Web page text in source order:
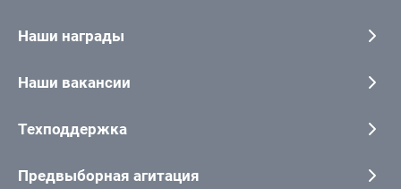
Наши награды
Наши вакансии
Техподдержка
Предвыборная агитация